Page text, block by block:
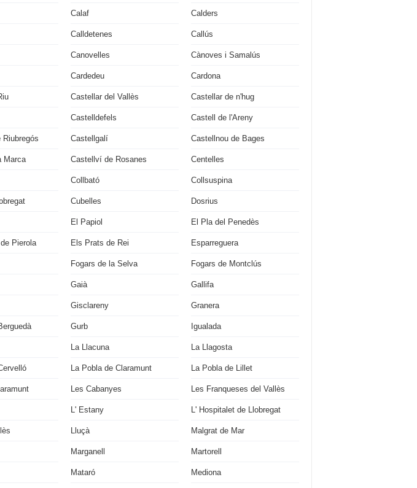
Calaf Calders
Calldetenes Callús
Canovelles Cànoves i Samalús
Cardedeu Cardona
Castellar del Vallès Castellar de n'hug
Castelldefels Castell de l'Areny
Castellgalí Castellnou de Bages
Marca Castellví de Rosanes Centelles
Collbató Collsuspina
Cubelles Dosrius
El Papiol El Pla del Penedès
Pierola Els Prats de Rei Esparreguera
Fogars de la Selva Fogars de Montclús
Gaià Gallifa
Gisclareny Granera
Gurb Igualada
La Llacuna La Llagosta
La Pobla de Claramunt La Pobla de Lillet
Les Cabanyes Les Franqueses del Vallès
L' Estany L' Hospitalet de Llobregat
Lluçà Malgrat de Mar
Marganell Martorell
Mataró Mediona